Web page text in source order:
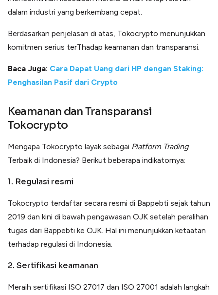
dalam industri yang berkembang cepat.
Berdasarkan penjelasan di atas, Tokocrypto menunjukkan
komitmen serius terThadap keamanan dan transparansi.
Baca Juga: Cara Dapat Uang dari HP dengan Staking:
Penghasilan Pasif dari Crypto
Keamanan dan Transparansi
Tokocrypto
Mengapa Tokocrypto layak sebagai Platform Trading
Terbaik di Indonesia? Berikut beberapa indikatornya:
1. Regulasi resmi
Tokocrypto terdaftar secara resmi di Bappebti sejak tahun
2019 dan kini di bawah pengawasan OJK setelah peralihan
tugas dari Bappebti ke OJK. Hal ini menunjukkan ketaatan
terhadap regulasi di Indonesia.
2. Sertifikasi keamanan
Meraih sertifikasi ISO 27017 dan ISO 27001 adalah langkah